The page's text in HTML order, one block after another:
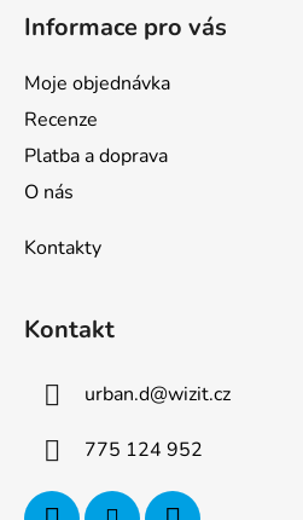
Informace pro vás
Moje objednávka
Recenze
Platba a doprava
O nás
Kontakty
Kontakt
urban.d@wizit.cz
775 124 952